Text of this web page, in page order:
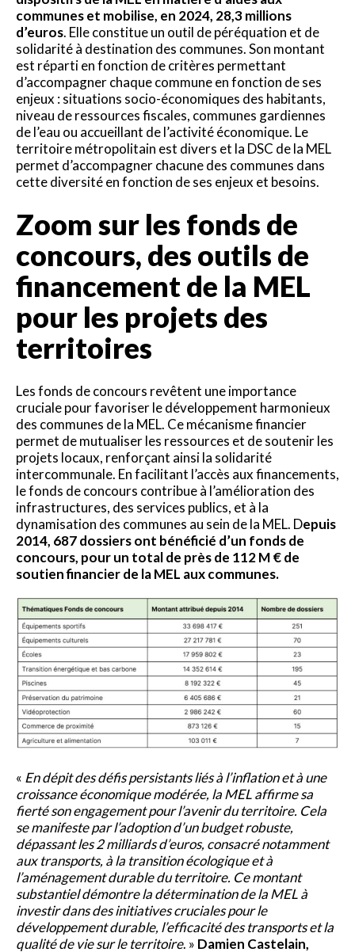
communes et mobilise, en 2024, 28,3 millions
d’euros. Elle constitue un outil de péréquation et de
solidarité à destination des communes. Son montant
est réparti en fonction de critères permettant
d’accompagner chaque commune en fonction de ses
enjeux : situations socio-économiques des habitants,
niveau de ressources fiscales, communes gardiennes
de l’eau ou accueillant de l’activité économique. Le
territoire métropolitain est divers et la DSC de la MEL
permet d’accompagner chacune des communes dans
cette diversité en fonction de ses enjeux et besoins.
Zoom sur les fonds de
concours, des outils de
financement de la MEL
pour les projets des
territoires
Les fonds de concours revêtent une importance
cruciale pour favoriser le développement harmonieux
des communes de la MEL. Ce mécanisme financier
permet de mutualiser les ressources et de soutenir les
projets locaux, renforçant ainsi la solidarité
intercommunale. En facilitant l’accès aux financements,
le fonds de concours contribue à l’amélioration des
infrastructures, des services publics, et à la
dynamisation des communes au sein de la MEL. Depuis
2014, 687 dossiers ont bénéficié d’un fonds de
concours, pour un total de près de 112 M € de
soutien financier de la MEL aux communes.
« En dépit des défis persistants liés à l’inflation et à une
croissance économique modérée, la MEL affirme sa
fierté son engagement pour l’avenir du territoire. Cela
se manifeste par l’adoption d’un budget robuste,
dépassant les 2 milliards d’euros, consacré notamment
aux transports, à la transition écologique et à
l’aménagement durable du territoire. Ce montant
substantiel démontre la détermination de la MEL à
investir dans des initiatives cruciales pour le
développement durable, l’efficacité des transports et la
qualité de vie sur le territoire. » Damien Castelain,